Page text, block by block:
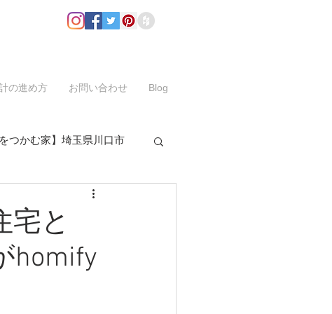
の進め方 お問い合わせ Blog
をつかむ家】埼玉県川口市
宅と
homify